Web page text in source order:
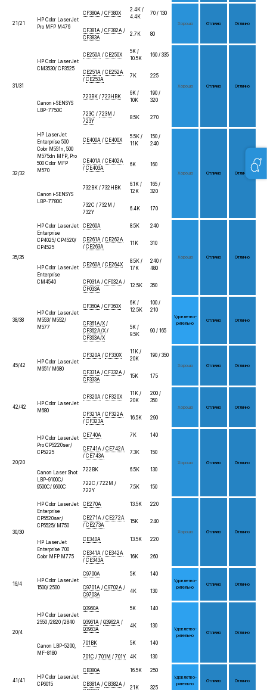
21/21
HP Color LaserJet
Pro MFP M476
CF380A / CF380X
2.4K /
4.4K
70 / 130
Хо­рошо От­лич­но От­лич­но
CF381A / CF382A /
CF383A
2.7K 80
31/31
HP Color LaserJet
CM3530/ CP3525
CE250A / CE250X
5K /
10.5K
160 / 335
Хо­рошо От­лич­но От­лич­но
CE251A / CE252A
/ CE253A
7K 225
Canon i-SENSYS
LBP-7750C
723BK / 723HBK
6K /
10K
190 /
320
723C / 723M /
723Y
8.5K 270
32/32
HP LaserJet
Enterprise 500
Color M551n, 500
M575dn MFP, Pro
500 Color MFP
M570
CE400A / CE400X
5.5K /
11K
150 /
240
Хо­рошо От­лич­но От­лич­но
CE401A / CE402A
/ CE403A
6K 160
Canon i-SENSYS
LBP-7780C
732BK / 732HBK
6.1K /
12K
165 /
320
732C / 732M /
732Y
6.4K 170
35/35
HP Color LaserJet
Enterprise
CP4025/ CP4520/
CP4525
CE260A 8.5K 240
Хо­рошо От­лич­но От­лич­но
CE261A / CE262A
/ CE263A
11K 310
HP Color LaserJet
Enterprise
CM4540
CE260A / CE264X
8.5K /
17K
240 /
480
CF031A / CF032A /
CF033A
12.5K 350
38/38
HP Color LaserJet
M553/ M552/
M577
CF360A / CF360X
6K /
12.5K
100 /
210
Удов­летво­
ри­тель­но
От­лич­но От­лич­но
CF361A/X /
CF362A/X /
CF363A/X
5K /
9.5K
90 / 165
45/42
HP Color LaserJet
M651/ M680
CF320A / CF330X
11K /
20K
190 / 350
Хо­рошо От­лич­но От­лич­но
CF331A / CF332A /
CF333A
15K 175
42/42
HP Color LaserJet
M680
CF320A / CF320X
11K /
20K
200 /
350
Хо­рошо От­лич­но От­лич­но
CF321A / CF322A
/ CF323A
16.5K 290
20/20
HP Color LaserJet
Pro CP5220ser/
CP5225
CE740A 7K 140
Хо­рошо От­лич­но От­лич­но
CE741A / CE742A
/ CE743A
7.3K 150
Canon Laser Shot
LBP-9100C/
9500С/ 9600С
722BK 6.5K 130
722C / 722M /
722Y
7.5K 150
30/30
HP Color LaserJet
Enterprise
CP5520ser/
CP5525/ M750
CE270A 13.5K 220
Хо­рошо От­лич­но От­лич­но
CE271A / CE272A
/ CE273A
15K 240
HP LaserJet
Enterprise 700
Color MFP M775
CE340A 13.5K 220
CE341A / CE342A
/ CE343A
16K 260
16/4
HP Color LaserJet
1500/ 2500
C9700A 5K 140
Удов­летво­
ри­тель­но
От­лич­но От­лич­но
C9701A / C9702A /
C9703A
4K 130
20/4
HP Color LaserJet
2550 /2820 /2840
Q3960A 5K 140
Удов­летво­
ри­тель­но
От­лич­но От­лич­но
Q3961A / Q3962A /
Q3963A
4K 130
Canon LBP-5200,
MF-8180
701BK 5K 140
701C / 701M / 701Y 4K 130
41/41
HP Color LaserJet
CP6015
CB380A 16.5K 250
Удов­летво­
ри­тель­но
От­лич­но От­лич­но
CB381A / CB382A /
21K 325